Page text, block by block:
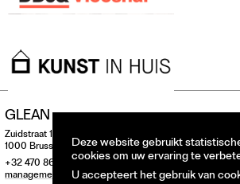
GLEAN
Zuidstraat 146
1000 Brussel, België
+32 470 860 275
management@glean.art
Deze website gebruikt
cookies om uw ervaring te
U accepteert het gebruik van